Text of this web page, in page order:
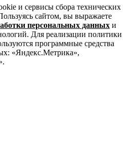
и сервисы сбора технических
сайтом, вы выражаете
персональных данных и
Для реализации политики
программные средства
«Яндекс.Метрика»,